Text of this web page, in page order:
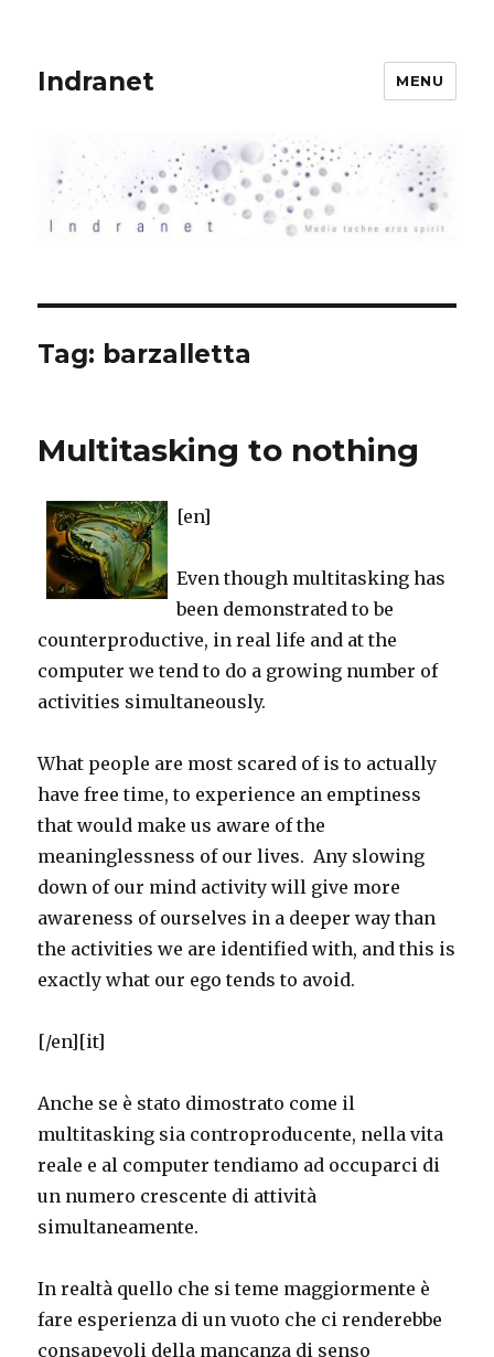
Indranet MENU
Tag: barzalletta
Multitasking to nothing
[en]
Even though multitasking has
been demonstrated to be
counterproductive, in real life and at the
computer we tend to do a growing number of
activities simultaneously.
What people are most scared of is to actually
have free time, to experience an emptiness
that would make us aware of the
meaninglessness of our lives. Any slowing
down of our mind activity will give more
awareness of ourselves in a deeper way than
the activities we are identified with, and this is
exactly what our ego tends to avoid.
[/en][it]
Anche se è stato dimostrato come il
multitasking sia controproducente, nella vita
reale e al computer tendiamo ad occuparci di
un numero crescente di attività
simultaneamente.
In realtà quello che si teme maggiormente è
fare esperienza di un vuoto che ci renderebbe
consapevoli della mancanza di senso